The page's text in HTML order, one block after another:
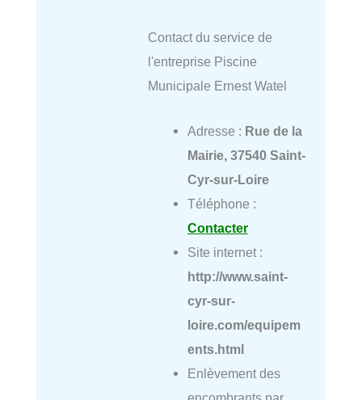
Contact du service de
l'entreprise Piscine
Municipale Ernest Watel
Adresse : Rue de la
Mairie, 37540 Saint-
Cyr-sur-Loire
Téléphone :
Contacter
Site internet :
http://www.saint-
cyr-sur-
loire.com/equipem
ents.html
Enlèvement des